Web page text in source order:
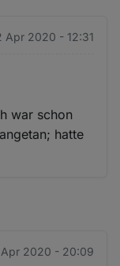
Apr 2020 - 12:31
war schon
hatte
2020 - 20:09